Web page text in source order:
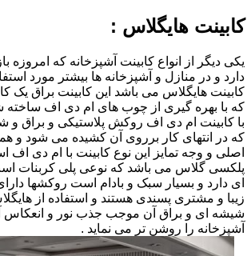
کابینت هایگلاس :
یکی دیگر از انواع کابینت آشپزخانه که امروزه
دارد و در منازل و آشپزخانه ها بیشتر مورد
کابینت هایگلاس می باشد این کابینت براق یک
که با بهره گیری از چوب های ام دی اف ساخته
با کابینت ام دی اف روکش پلاستیکی و براق
که در انتهای کار برروی آن کشیده می شود
اصلی و وجه تمایز این نوع کابینت با ام دی
پلکسی گلاس می باشد که نوعی پلی کربنات
ای دارد و بسیار سبک و بادام است روکشها
زیبا و مشتری پسندی هستند و استفاده از
شیشه ای و براق آن موجب جذب نور و
آشپزخانه را روشن تر می نماید .